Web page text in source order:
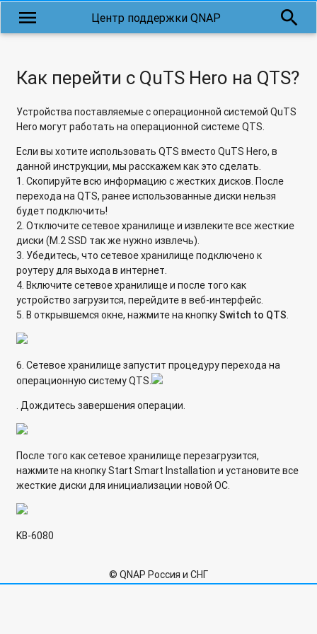
menu Центр поддержки QNAP search
Как перейти с QuTS Hero на QTS?
Устройства поставляемые с операционной системой QuTS
Hero могут работать на операционной системе QTS.
Если вы хотите использовать QTS вместо QuTS Hero, в
данной инструкции, мы расскажем как это сделать.
1. Скопируйте всю информацию с жестких дисков. После
перехода на QTS, ранее использованные диски нельзя
будет подключить!
2. Отключите сетевое хранилище и извлеките все жесткие
диски (M.2 SSD так же нужно извлечь).
3. Убедитесь, что сетевое хранилище подключено к
роутеру для выхода в интернет.
4. Включите сетевое хранилище и после того как
устройство загрузится, перейдите в веб-интерфейс.
5. В открывшемся окне, нажмите на кнопкуSwitch to QTS.
6. Сетевое хранилище запустит процедуру перехода на
операционную систему QTS.
. Дождитесь завершения операции.
После того как сетевое хранилище перезагрузится,
нажмите на кнопку Start Smart Installation и установите все
жесткие диски для инициализации новой ОС.
KB-6080
© QNAP Россия и СНГ